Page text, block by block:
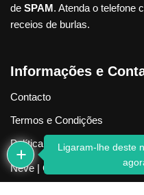
de SPAM. Atenda o telefone
receios de burlas.
Informações e
Contacto
Termos e Condições
Política de Privacidade
Neve| Criado com
Ligaram-lhe deste